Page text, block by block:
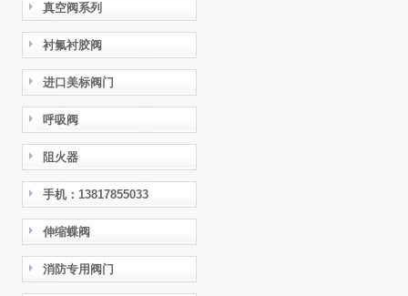
真空阀系列
衬氟衬胶阀
进口美标阀门
呼吸阀
阻火器
手机：13817855033
伸缩蝶阀
消防专用阀门